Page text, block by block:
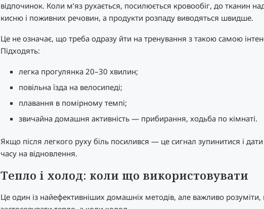
відпочинок. Коли м’яз рухається, посилюється кровообіг, до тканин
кисню і поживних речовин, а продукти розпаду виводяться швидше.
Це не означає, що треба одразу йти на тренування з такою самою
Підходять:
легка прогулянка 20–30 хвилин;
повільна їзда на велосипеді;
плавання в помірному темпі;
звичайна домашня активність — прибирання, ходьба по кімнаті.
Якщо після легкого руху біль посилився — це сигнал зупинитися і
часу на відновлення.
Тепло і холод: коли що використовувати
Це один із найефективніших домашніх методів, але важливо розуміти,